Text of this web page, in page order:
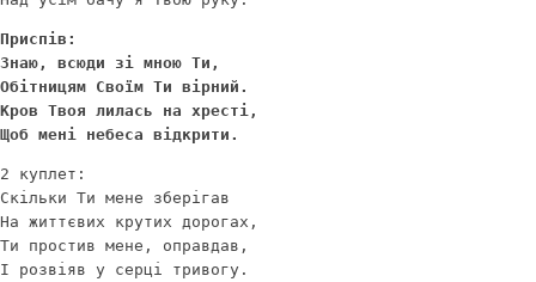
Приспів:
Знаю, всюди зі мною Ти,
Обітницям Своїм Ти вірний.
Кров Твоя лилась на хресті,
Щоб мені небеса відкрити.
2 куплет:
Скільки Ти мене зберігав
На життєвих крутих дорогах,
Ти простив мене, оправдав,
І розвіяв у серці тривогу.